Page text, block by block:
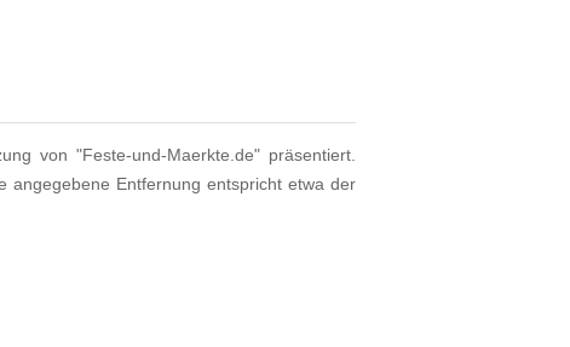
von "Feste-und-Maerkte.de" präsentiert.
angegebene Entfernung entspricht etwa der